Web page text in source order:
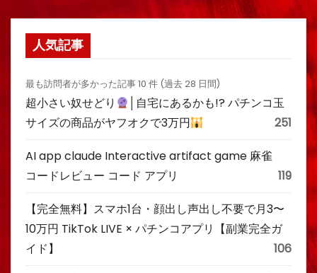
人気記事
最も訪問者が多かった記事 10 件 (過去 28 日間)
超小さい奴せどり
│自宅にあるかも!? パチンコ玉
サイズの商品がヤフオクで3万円
251
AI app claude Interactive artifact game 麻雀
コードレビュー コード アプリ
119
【完全無料】スマホ1台・顔出し声出し不要で月3〜
10万円 TikTok LIVE × パチンコアプリ【副業完全ガ
イド】
106